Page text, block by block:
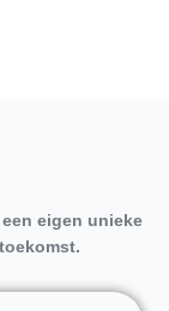
eigen unieke